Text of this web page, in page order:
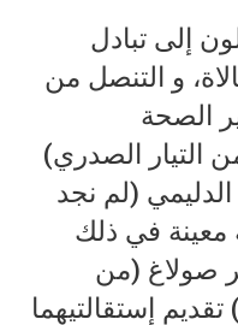
إلى تبادل
و التنصل من
الصحة
الصدري)
(لم نجد
معينة في ذلك
صولاغ (من
إستقالتيهما